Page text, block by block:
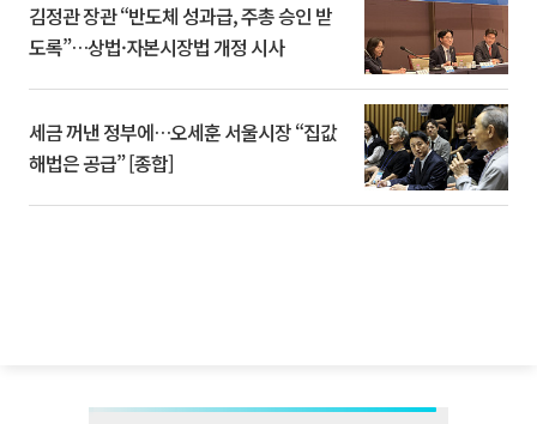
김정관 장관 “반도체 성과급, 주총 승인 받
도록”…상법·자본시장법 개정 시사
세금 꺼낸 정부에…오세훈 서울시장 “집값
해법은 공급” [종합]